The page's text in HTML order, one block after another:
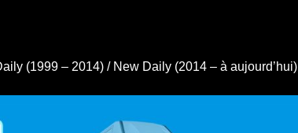
(1999 – 2014) / New Daily (2014 – à aujourd’hui)